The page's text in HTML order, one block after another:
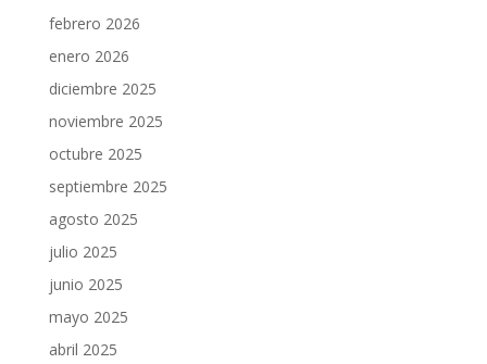
febrero 2026
enero 2026
diciembre 2025
noviembre 2025
octubre 2025
septiembre 2025
agosto 2025
julio 2025
junio 2025
mayo 2025
abril 2025